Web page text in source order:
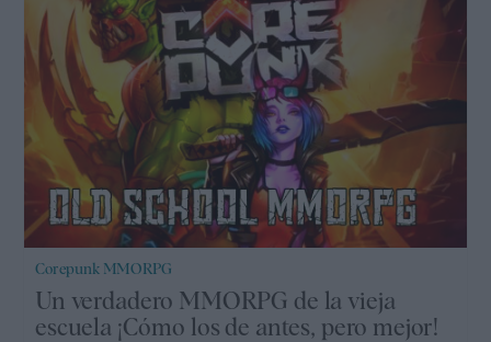
Corepunk MMORPG
Un verdadero MMORPG de la vieja
escuela ¡Cómo los de antes, pero mejor!